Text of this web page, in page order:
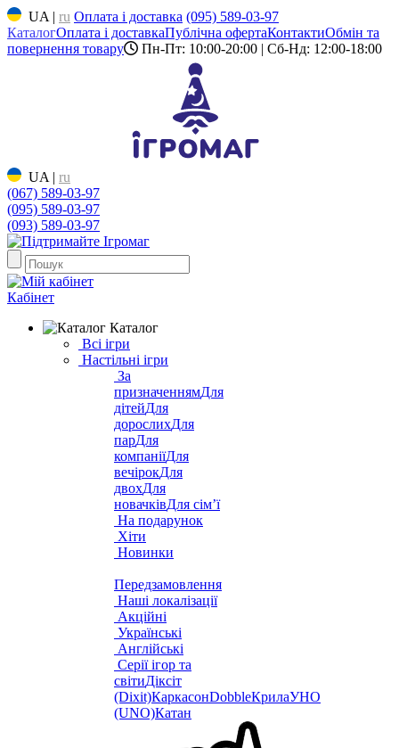
UA | ru Оплата і доставка (095) 589-03-97
КаталогОплата і доставкаПублічна офертаКонтактиОбмін та
повернення товару
Пн-Пт: 10:00-20:00 | Сб-Нд: 12:00-18:00
UA | ru
(067) 589-03-97
(095) 589-03-97
(093) 589-03-97
Кабінет
Каталог
Всі ігри
Настільні ігри
За
призначеннямДля
дітейДля
дорослихДля
парДля
компаніїДля
вечірокДля
двохДля
новачківДля сім’ї
На подарунок
Хіти
Новинки
Передзамовлення
Наші локалізації
Акційні
Українські
Англійські
Серії ігор та
світиДіксіт
(Dixit)КаркасонDobbleКрилаУНО
(UNO)Катан